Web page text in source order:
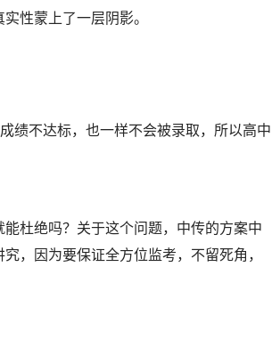
性蒙上了一层阴影。
绩不达标，也一样不会被录取，所以高中
杜绝吗？关于这个问题，中传的方案中
，因为要保证全方位监考，不留死角，